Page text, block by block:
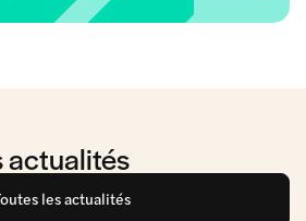
actualités
les actualités